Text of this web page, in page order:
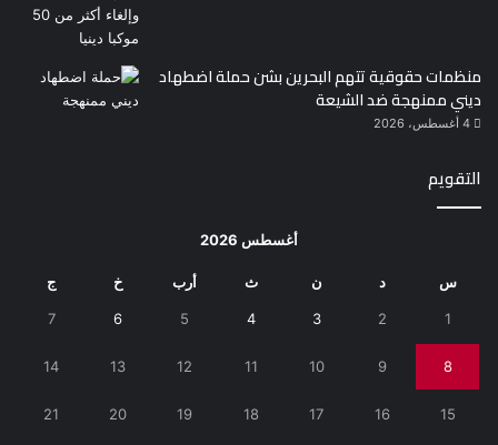
منظمات حقوقية تتهم البحرين بشن حملة اضطهاد
ديني ممنهجة ضد الشيعة
4 أغسطس، 2026
التقويم
أغسطس 2026
س د ن ث أرب خ ج
1
2
3
4
5
6
7
8
9
10
11
12
13
14
15
16
17
18
19
20
21